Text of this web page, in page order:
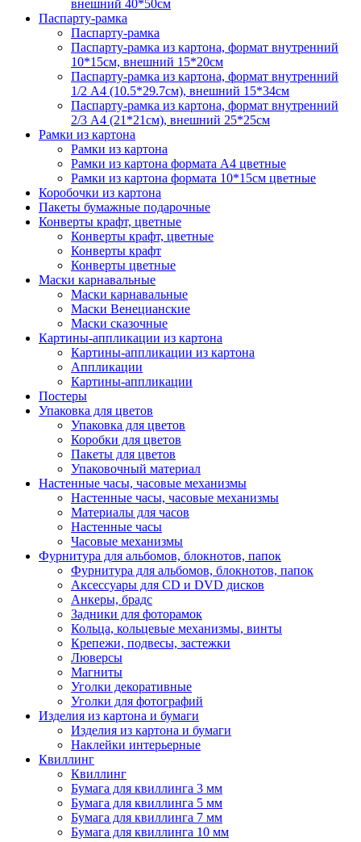
внешний 40*50см
Паспарту-рамка
Паспарту-рамка
Паспарту-рамка из картона, формат внутренний
10*15см, внешний 15*20см
Паспарту-рамка из картона, формат внутренний
1/2 А4 (10.5*29.7см), внешний 15*34см
Паспарту-рамка из картона, формат внутренний
2/3 А4 (21*21см), внешний 25*25см
Рамки из картона
Рамки из картона
Рамки из картона формата А4 цветные
Рамки из картона формата 10*15см цветные
Коробочки из картона
Пакеты бумажные подарочные
Конверты крафт, цветные
Конверты крафт, цветные
Конверты крафт
Конверты цветные
Маски карнавальные
Маски карнавальные
Маски Венецианские
Маски сказочные
Картины-аппликации из картона
Картины-аппликации из картона
Аппликации
Картины-аппликации
Постеры
Упаковка для цветов
Упаковка для цветов
Коробки для цветов
Пакеты для цветов
Упаковочный материал
Настенные часы, часовые механизмы
Настенные часы, часовые механизмы
Материалы для часов
Настенные часы
Часовые механизмы
Фурнитура для альбомов, блокнотов, папок
Фурнитура для альбомов, блокнотов, папок
Аксессуары для CD и DVD дисков
Анкеры, брадс
Задники для фоторамок
Кольца, кольцевые механизмы, винты
Крепежи, подвесы, застежки
Люверсы
Магниты
Уголки декоративные
Уголки для фотографий
Изделия из картона и бумаги
Изделия из картона и бумаги
Наклейки интерьерные
Квиллинг
Квиллинг
Бумага для квиллинга 3 мм
Бумага для квиллинга 5 мм
Бумага для квиллинга 7 мм
Бумага для квиллинга 10 мм